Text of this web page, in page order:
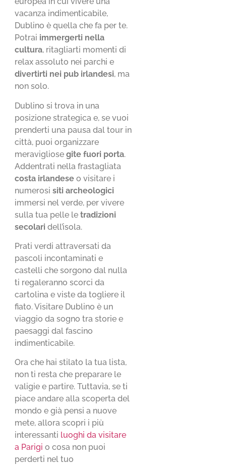
vacanza indimenticabile,
Dublino è quella che fa per te.
Potrai immergerti nella
cultura, ritagliarti momenti di
relax assoluto nei parchi e
divertirti nei pub irlandesi, ma
non solo.
Dublino si trova in una
posizione strategica e, se vuoi
prenderti una pausa dal tour in
città, puoi organizzare
meravigliosegite fuori porta.
Addentrati nella frastagliata
costa irlandese o visitare i
numerosisiti archeologici
immersi nel verde, per vivere
sulla tua pelle letradizioni
secolari dell’isola.
Prati verdi attraversati da
pascoli incontaminati e
castelli che sorgono dal nulla
ti regaleranno scorci da
cartolina e viste da togliere il
fiato. Visitare Dublino è un
viaggio da sogno tra storie e
paesaggi dal fascino
indimenticabile.
Ora che hai stilato la tua lista,
non ti resta che preparare le
valigie e partire. Tuttavia, se ti
piace andare alla scoperta del
mondo e già pensi a nuove
mete, allora scopri i più
interessanti luoghi da visitare
a Parigi o cosa non puoi
perderti nel tuo